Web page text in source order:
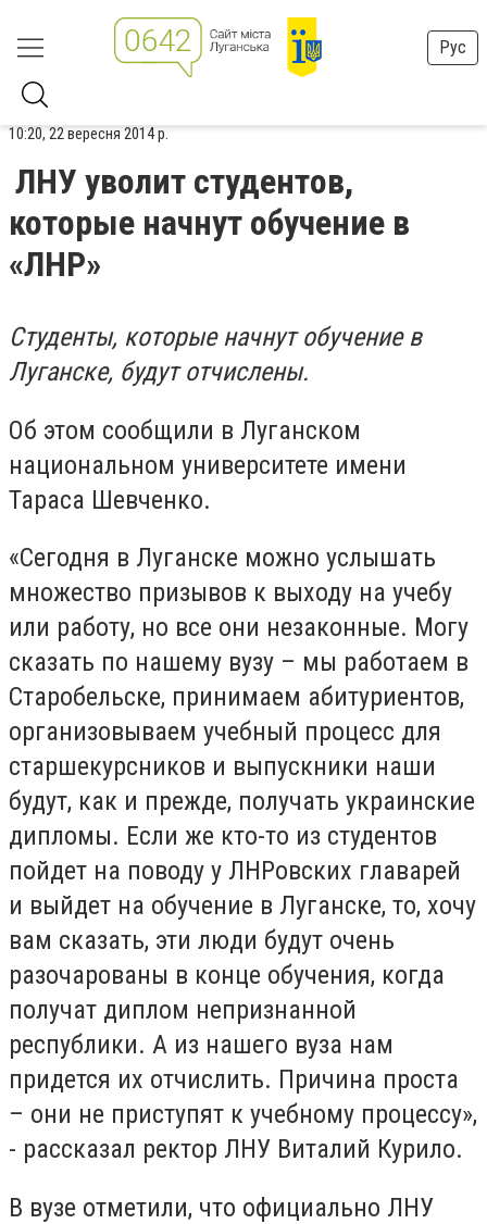
Рус
10:20, 22 вересня 2014 р.
ЛНУ уволит студентов,
которые начнут обучение в
«ЛНР»
Студенты, которые начнут обучение в
Луганске, будут отчислены.
Об этом сообщили в Луганском
национальном университете имени
Тараса Шевченко.
«Сегодня в Луганске можно услышать
множество призывов к выходу на учебу
или работу, но все они незаконные. Могу
сказать по нашему вузу – мы работаем в
Старобельске, принимаем абитуриентов,
организовываем учебный процесс для
старшекурсников и выпускники наши
будут, как и прежде, получать украинские
дипломы. Если же кто-то из студентов
пойдет на поводу у ЛНРовских главарей
и выйдет на обучение в Луганске, то, хочу
вам сказать, эти люди будут очень
разочарованы в конце обучения, когда
получат диплом непризнанной
республики. А из нашего вуза нам
придется их отчислить. Причина проста
– они не приступят к учебному процессу»,
- рассказал ректор ЛНУ Виталий Курило.
В вузе отметили, что официально ЛНУ